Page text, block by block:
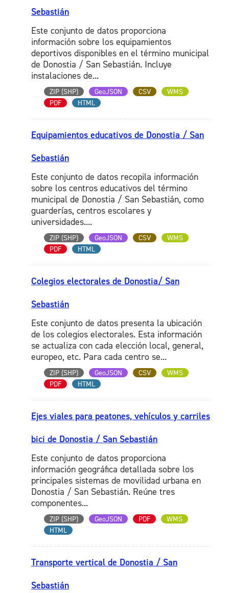
Sebastián
Este conjunto de datos proporciona
información sobre los equipamientos
deportivos disponibles en el término municipal
de Donostia / San Sebastián. Incluye
instalaciones de...
ZIP (SHP) GeoJSON CSV
WMS
PDF
HTML
Equipamientos educativos de Donostia / San
Sebastián
Este conjunto de datos recopila información
sobre los centros educativos del término
municipal de Donostia / San Sebastián, como
guarderías, centros escolares y
universidades....
ZIP (SHP) GeoJSON CSV
WMS
PDF
HTML
Colegios electorales de Donostia/ San
Sebastián
Este conjunto de datos presenta la ubicación
de los colegios electorales. Esta información
se actualiza con cada elección local, general,
europeo, etc. Para cada centro se...
ZIP (SHP) GeoJSON CSV
WMS
PDF
HTML
Ejes viales para peatones, vehículos y carriles
bici de Donostia / San Sebastián
Este conjunto de datos proporciona
información geográfica detallada sobre los
principales sistemas de movilidad urbana en
Donostia / San Sebastián. Reúne tres
componentes...
ZIP (SHP) GeoJSON PDF
WMS
HTML
Transporte vertical de Donostia / San
Sebastián